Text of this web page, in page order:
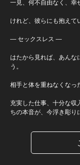
けれど、彼らにも抱えて
― セックスレス ―
はたから見れば、あんな
う。
相手と体を重ねなくなっ
充実した仕事、十分な
ちの本音が、今浮き彫り